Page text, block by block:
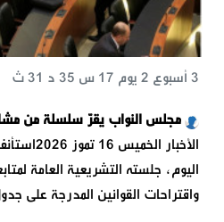
مجلس النواب يقرّ سلسلة من
3 أسبوع 2 يوم 17 س 35 د 31 ث
الأخبار
اليوم، جلسته التشريعية العامة
واقتراحات القوانين المدرجة على